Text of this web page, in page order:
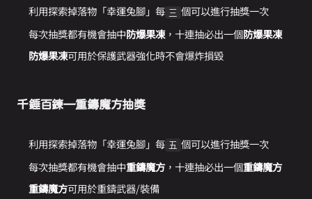
利用探索掉落物「幸運兔腳」每 三 個可以進行抽獎一次
每次抽獎都有機會抽中防爆果凍，十連抽必出一個防爆果凍
防爆果凍可用於保護武器強化時不會爆炸損毀
千錘百鍊—重鑄魔方抽獎
利用探索掉落物「幸運兔腳」每 五 個可以進行抽獎一次
每次抽獎都有機會抽中重鑄魔方，十連抽必出一個重鑄魔方
重鑄魔方可用於重鑄武器/裝備